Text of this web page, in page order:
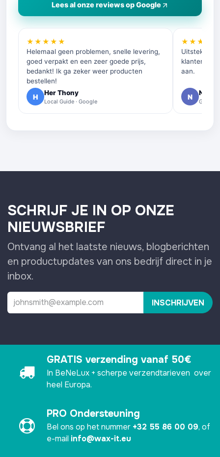
Lees al onze reviews op Google
★★★★★
Helemaal geen problemen, snelle levering,
goed verpakt en een zeer goede prijs,
bedankt! Ik ga zeker weer producten
bestellen!
H Her Thony
Local Guide · Google
★★★★★
aan.
N Nelly
Google
SCHRIJF JE IN OP ONZE
NIEUWSBRIEF
Ontvang al het laatste nieuws, blogberichten
en productupdates van ons bedrijf direct in je
inbox.
INSCHRIJVEN
GRATIS verzending vanaf 50€
In BeNeLux + scherpe verzendtarieven over
heel Europa.
PRO Ondersteuning
Bel ons op het nummer +32 55 86 00 09, of
e-mail info@wax-it.eu